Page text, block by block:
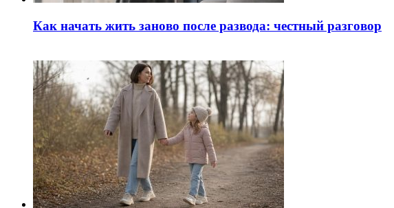
Как начать жить заново после развода: честный разговор